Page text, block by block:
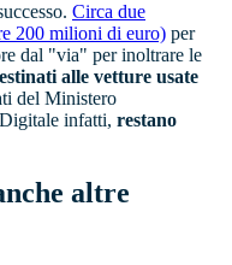
Circa due
200 milioni di euro) per
dal "via" per inoltrare le
alle vetture usate
del Ministero
infatti, restano
altre